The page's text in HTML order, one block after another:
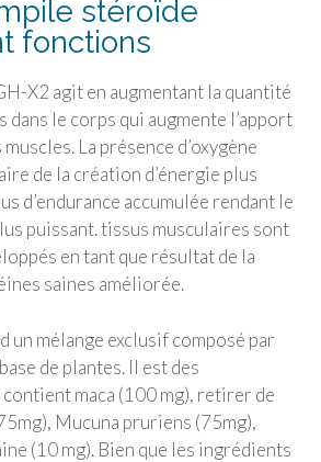
stéroïde
fonctions
X2 agit en augmentant la quantité
dans le corps qui augmente l’apport
muscles. La présence d’oxygène
de la création d’énergie plus
d’endurance accumulée rendant le
puissant. tissus musculaires sont
en tant que résultat de la
saines améliorée.
un mélange exclusif composé par
de plantes. Il est des
maca (100 mg), retirer de
Mucuna pruriens (75mg),
(10 mg). Bien que les ingrédients